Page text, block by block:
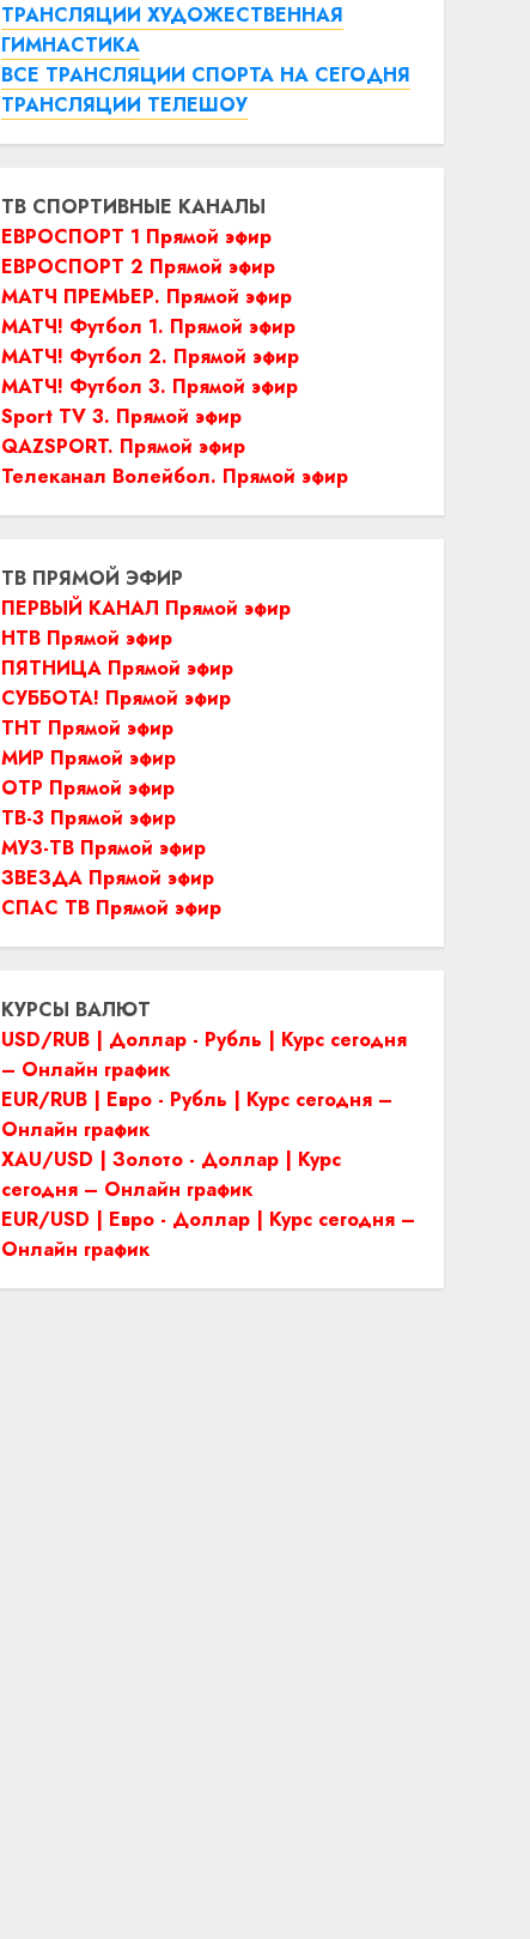
ТРАНСЛЯЦИИ ХУДОЖЕСТВЕННАЯ
ГИМНАСТИКА
ВСЕ ТРАНСЛЯЦИИ СПОРТА НА СЕГОДНЯ
ТРАНСЛЯЦИИ ТЕЛЕШОУ
ТВ СПОРТИВНЫЕ КАНАЛЫ
ЕВРОСПОРТ 1 Прямой эфир
ЕВРОСПОРТ 2 Прямой эфир
МАТЧ ПРЕМЬЕР. Прямой эфир
МАТЧ! Футбол 1. Прямой эфир
МАТЧ! Футбол 2. Прямой эфир
МАТЧ! Футбол 3. Прямой эфир
Sport TV 3. Прямой эфир
QAZSPORT. Прямой эфир
Телеканал Волейбол. Прямой эфир
ТВ ПРЯМОЙ ЭФИР
ПЕРВЫЙ КАНАЛ Прямой эфир
НТВ Прямой эфир
ПЯТНИЦА Прямой эфир
СУББОТА! Прямой эфир
ТНТ Прямой эфир
МИР Прямой эфир
ОТР Прямой эфир
ТВ-3 Прямой эфир
МУЗ-ТВ Прямой эфир
ЗВЕЗДА Прямой эфир
СПАС ТВ Прямой эфир
КУРСЫ ВАЛЮТ
USD/RUB | Доллар - Рубль | Курс сегодня
– Онлайн график
EUR/RUB | Евро - Рубль | Курс сегодня –
Онлайн график
XAU/USD | Золото - Доллар | Курс
сегодня – Онлайн график
EUR/USD | Евро - Доллар | Курс сегодня –
Онлайн график